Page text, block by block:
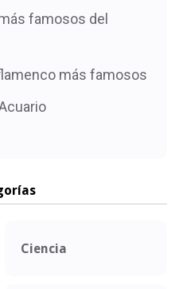
famosos del
más famosos
Ciencia